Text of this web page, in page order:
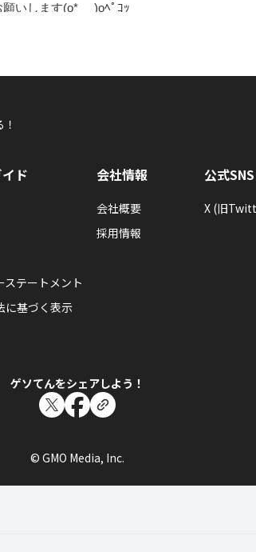
いします(o*_ _)oﾍﾟｺｯ
ド
ステートメント
に基づく表示
会社情報
会社概要
採用情報
公式SNS
X (旧
ゲソてんをシェアしよう！
© GMO Media, Inc.